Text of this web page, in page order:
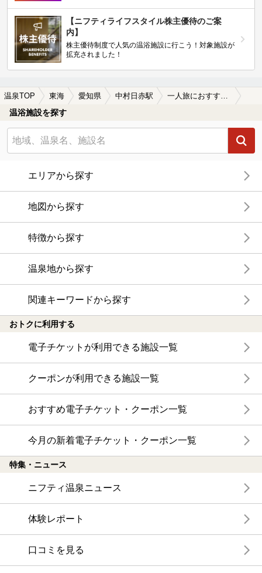
【ニフティライフスタイル株主優待のご案
内】
株主優待制度で人気の温浴施設に行こう！対象施設が
拡充されました！
温泉TOP 東海 愛知県 中村日赤駅 一人旅におすすめの中村日赤駅近くの温泉、日帰り温泉、スーパー銭湯おすすめ
温浴施設を探す
エリアから探す
地図から探す
特徴から探す
温泉地から探す
関連キーワードから探す
おトクに利用する
電子チケットが利用できる施設一覧
クーポンが利用できる施設一覧
おすすめ電子チケット・クーポン一覧
今月の新着電子チケット・クーポン一覧
特集・ニュース
ニフティ温泉ニュース
体験レポート
口コミを見る